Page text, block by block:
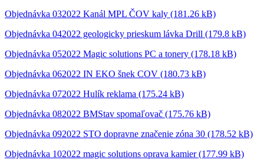
Objednávka 032022 Kanál MPL ČOV kaly (181.26 kB)
Objednávka 042022 geologicky prieskum lávka Drill (179.8 kB)
Objednávka 052022 Magic solutions PC a tonery (178.18 kB)
Objednávka 062022 IN EKO šnek COV (180.73 kB)
Objednávka 072022 Hulík reklama (175.24 kB)
Objednávka 082022 BMStav spomaľovač (175.76 kB)
Objednávka 092022 STO dopravne značenie zóna 30 (178.52 kB)
Objednávka 102022 magic solutions oprava kamier (177.99 kB)